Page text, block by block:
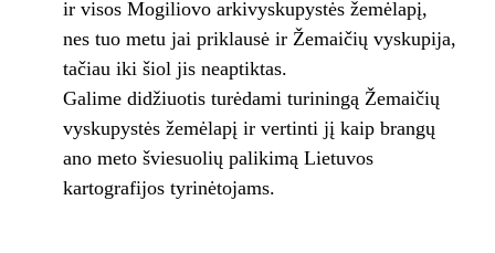
ir visos Mogiliovo arkivyskupystės žemėlapį,
nes tuo metu jai priklausė ir Žemaičių vyskupija,
tačiau iki šiol jis neaptiktas.
Galime didžiuotis turėdami turiningą Žemaičių
vyskupystės žemėlapį ir vertinti jį kaip brangų
ano meto šviesuolių palikimą Lietuvos
kartografijos tyrinėtojams.